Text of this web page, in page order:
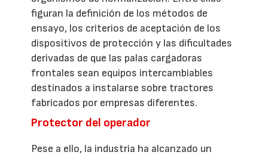
figuran la definición de los métodos de
ensayo, los criterios de aceptación de los
dispositivos de protección y las dificultades
derivadas de que las palas cargadoras
frontales sean equipos intercambiables
destinados a instalarse sobre tractores
fabricados por empresas diferentes.
Protector del operador
Pese a ello, la industria ha alcanzado un